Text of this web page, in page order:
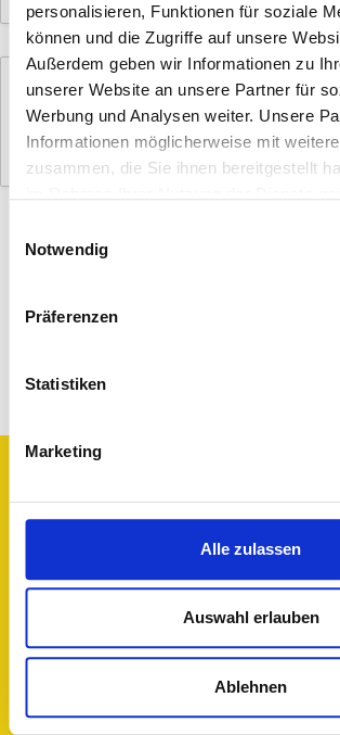
personalisieren, Funktionen für soziale
können und die Zugriffe auf unsere
Außerdem geben wir Informationen zu
unserer Website an unsere Partner für
Werbung und Analysen weiter. Unsere
Informationen möglicherweise mit
zusammen, die Sie ihnen bereitgestellt
Notwendig
Präferenzen
Statistiken
Marketing
Alle zulassen
Auswahl erlauben
Ablehnen
Schlosser / Metallbauer /
Höchenschwand / Schwarzwald
Zur Stelle
Bürozeiten
Montag bis Donnerstag
13:00 – 16:30
Kontakt